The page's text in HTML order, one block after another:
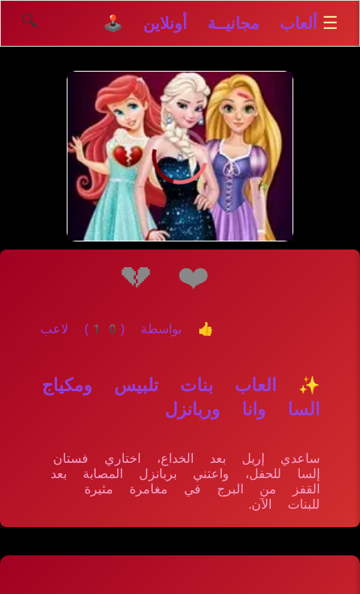
☰ ألعاب مجانيــة أونلاين 🕹️ 🔍
إلعــــب
❤️
💔
👍 بواسطة (10) لاعب
✨ العاب بنات تلبيس ومكياج
السا وانا وربانزل
ساعدي إريل بعد الخداع، اختاري فستان
إلسا للحفل، واعتني بربانزل المصابة بعد
القفز من البرج في مغامرة مثيرة
للبنات الآن.